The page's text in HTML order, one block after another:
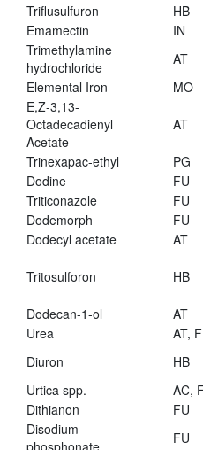
Triflusulfuron
HB
Emamectin
IN
Trimethylamine
hydrochloride
AT
Elemental Iron
MO
E,Z-3,13-
Octadecadienyl
Acetate
AT
Trinexapac-ethyl PG
Dodine
FU
Triticonazole
FU
Dodemorph
FU
Dodecyl acetate
AT
Tritosulforon HB
Dodecan-1-ol
AT
Urea
AT,
Diuron
HB
Urtica spp.
AC,
Dithianon
FU
Disodium
FU